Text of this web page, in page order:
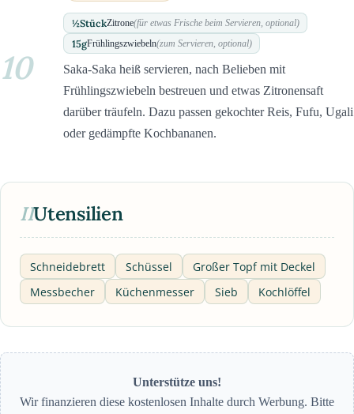
½StückZitrone(für etwas Frische beim Servieren, optional)
15gFrühlingszwiebeln(zum Servieren, optional)
10
Saka-Saka heiß servieren, nach Belieben mit
Frühlingszwiebeln bestreuen und etwas Zitronensaft
darüber träufeln. Dazu passen gekochter Reis, Fufu, Ugali
oder gedämpfte Kochbananen.
IIUtensilien
Schneidebrett Schüssel
Großer Topf mit Deckel
Messbecher
Küchenmesser Sieb Kochlöffel
Unterstütze uns!
Wir finanzieren diese kostenlosen Inhalte durch Werbung. Bitte